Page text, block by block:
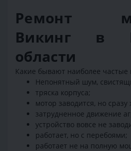
Ремонт
Викинг в
области
Какие бывают наиболее частые
Непонятный шум,
тряска корпуса;
мотор заводится, но сразу
затрудненное движение
устройство вовсе не
работает, но с перебоями;
работает не на полную